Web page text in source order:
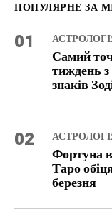
ПОПУЛЯРНЕ ЗА
01
Самий
тиждень
знаків
02
Фортуна
Таро
березня